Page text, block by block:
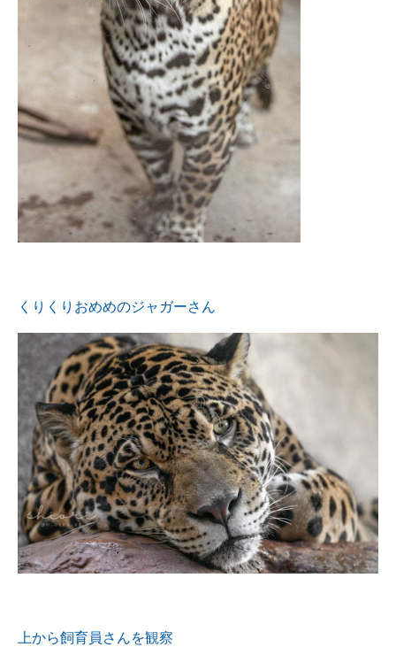
くりくりおめめのジャガーさん
上から飼育員さんを観察